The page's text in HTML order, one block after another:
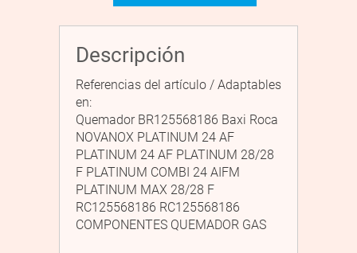
Descripción
Referencias del artículo / Adaptables
en:
Quemador BR125568186 Baxi Roca
NOVANOX PLATINUM 24 AF
PLATINUM 24 AF PLATINUM 28/28
F PLATINUM COMBI 24 AIFM
PLATINUM MAX 28/28 F
RC125568186 RC125568186
COMPONENTES QUEMADOR GAS